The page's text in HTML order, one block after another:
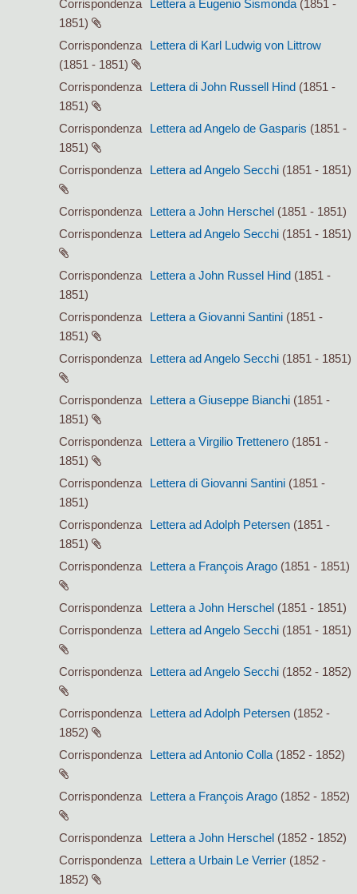
Corrispondenza Lettera a Eugenio Sismonda (1851 -
1851)
Corrispondenza
Lettera di Karl Ludwig von Littrow
(1851 - 1851)
Corrispondenza
Lettera di John Russell Hind (1851 -
1851)
Corrispondenza
Lettera ad Angelo de Gasparis (1851 -
1851)
Corrispondenza
Lettera ad Angelo Secchi (1851 - 1851)
Corrispondenza Lettera a John Herschel (1851 - 1851)
Corrispondenza
Lettera ad Angelo Secchi (1851 - 1851)
Corrispondenza Lettera a John Russel Hind (1851 -
1851)
Corrispondenza
Lettera a Giovanni Santini (1851 -
1851)
Corrispondenza
Lettera ad Angelo Secchi (1851 - 1851)
Corrispondenza Lettera a Giuseppe Bianchi (1851 -
1851)
Corrispondenza
Lettera a Virgilio Trettenero (1851 -
1851)
Corrispondenza
Lettera di Giovanni Santini (1851 -
1851)
Corrispondenza
Lettera ad Adolph Petersen (1851 -
1851)
Corrispondenza
Lettera a François Arago (1851 - 1851)
Corrispondenza Lettera a John Herschel (1851 - 1851)
Corrispondenza
Lettera ad Angelo Secchi (1851 - 1851)
Corrispondenza Lettera ad Angelo Secchi (1852 - 1852)
Corrispondenza Lettera ad Adolph Petersen (1852 -
1852)
Corrispondenza
Lettera ad Antonio Colla (1852 - 1852)
Corrispondenza Lettera a François Arago (1852 - 1852)
Corrispondenza Lettera a John Herschel (1852 - 1852)
Corrispondenza
Lettera a Urbain Le Verrier (1852 -
1852)